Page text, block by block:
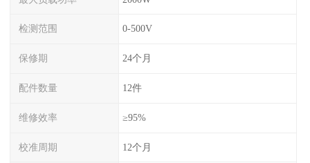
检测范围 0-500V
保修期 24个月
配件数量 12件
维修效率 ≥95%
校准周期 12个月